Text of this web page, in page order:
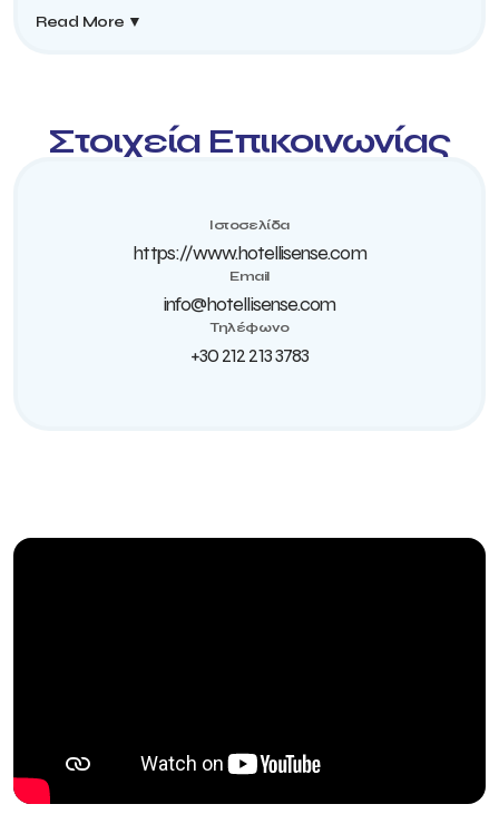
Read More ▼
Στοιχεία Επικοινωνίας
Ιστοσελίδα
https://www.hotellisense.com
Email
info@hotellisense.com
Τηλέφωνο
+30 212 213 3783